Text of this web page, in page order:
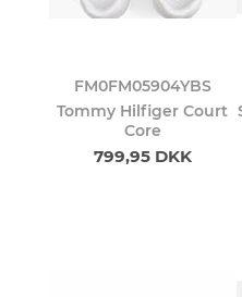
FM0FM05904YBS
Tommy Hilfiger Court
Core
799,95 DKK